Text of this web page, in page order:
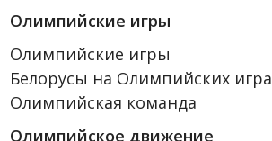
Олимпийские игры
Олимпийские игры
Белорусы на Олимпийских
Олимпийская команда
Олимпийское движение